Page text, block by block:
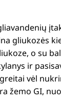
gliukozės
o su
ir
vėl
žemo GI,